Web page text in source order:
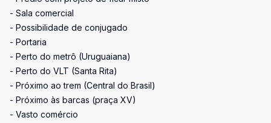
- Sala comercial
- Possibilidade de conjugado
- Portaria
- Perto do metrô (Uruguaiana)
- Perto do VLT (Santa Rita)
- Próximo ao trem (Central do Brasil)
- Próximo às barcas (praça XV)
- Vasto comércio